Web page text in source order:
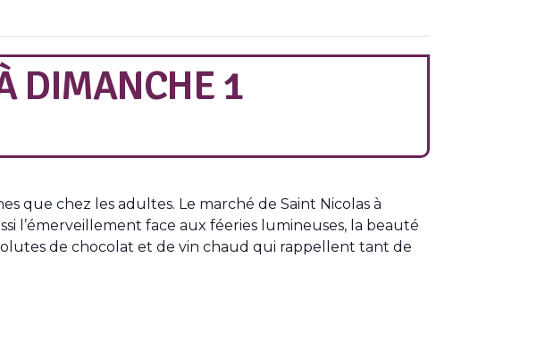
DIMANCHE 1
que chez les adultes. Le marché de Saint Nicolas à
l’émerveillement face aux féeries lumineuses, la beauté
de chocolat et de vin chaud qui rappellent tant de